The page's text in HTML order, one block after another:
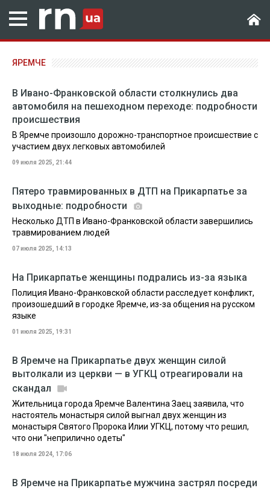
ЯРЕМЧЕ
В Ивано-Франковской области столкнулись два
автомобиля на пешеходном переходе: подробности
происшествия
В Яремче произошло дорожно-транспортное происшествие с
участием двух легковых автомобилей
09 июля 2025, 21:44
Пятеро травмированных в ДТП на Прикарпатье за
выходные: подробности
Несколько ДТП в Ивано-Франковской области завершились
травмированием людей
07 июля 2025, 14:13
На Прикарпатье женщины подрались из-за языка
Полиция Ивано-Франковской области расследует конфликт,
произошедший в городке Яремче, из-за общения на русском
языке
01 июля 2025, 19:31
В Яремче на Прикарпатье двух женщин силой
вытолкали из церкви — в УГКЦ отреагировали на
скандал
Жительница города Яремче Валентина Заец заявила, что
настоятель монастыря силой выгнал двух женщин из
монастыря Святого Пророка Илии УГКЦ, потому что решил,
что они "неприлично одеты"
18 июля 2024, 17:06
В Яремче на Прикарпатье мужчина застрял посреди